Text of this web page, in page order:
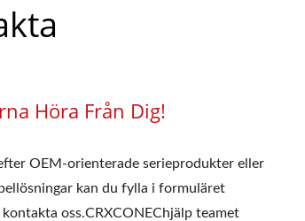
Höra Från Dig!
OEM-orienterade serieprodukter eller
kan du fylla i formuläret
oss.CRXCONEChjälp teamet